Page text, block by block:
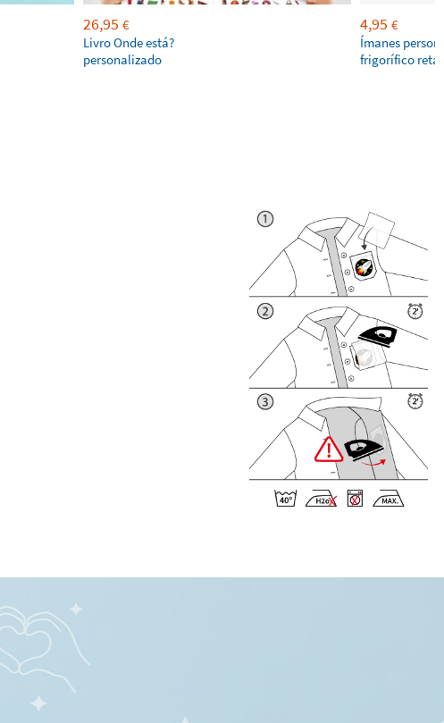
26,95 €
Livro Onde está?
personalizado
4,95 €
Ímanes
frigorífico